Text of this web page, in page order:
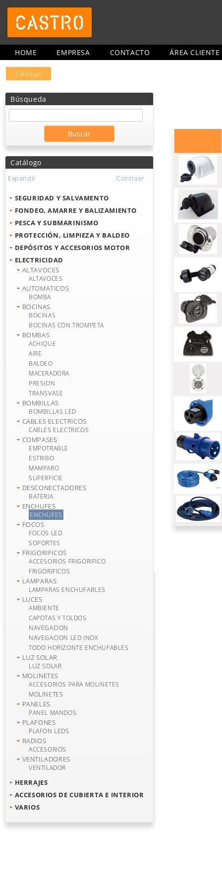
HOME EMPRESA CONTACTO ÁREA CLIENTE
Catálogo
Búsqueda
Catálogo
Expandir Contraer
SEGURIDAD Y SALVAMENTO
FONDEO, AMARRE Y BALIZAMIENTO
PESCA Y SUBMARINISMO
PROTECCIÓN, LIMPIEZA Y BALDEO
DEPÓSITOS Y ACCESORIOS MOTOR
ELECTRICIDAD
ALTAVOCES
ALTAVOCES
AUTOMATICOS
BOMBA
BOCINAS
BOCINAS
BOCINAS CON TROMPETA
BOMBAS
ACHIQUE
AIRE
BALDEO
MACERADORA
PRESION
TRANSVASE
BOMBILLAS
BOMBILLAS LED
CABLES ELECTRICOS
CABLES ELECTRICOS
COMPASES
EMPOTRABLE
ESTRIBO
MAMPARO
SUPERFICIE
DESCONECTADORES
BATERIA
ENCHUFES
ENCHUFES
FOCOS
FOCOS LED
SOPORTES
FRIGORIFICOS
ACCESORIOS FRIGORIFICO
FRIGORIFICOS
LAMPARAS
LAMPARAS ENCHUFABLES
LUCES
AMBIENTE
CAPOTAS Y TOLDOS
NAVEGACION
NAVEGACION LED INOX
TODO HORIZONTE ENCHUFABLES
LUZ SOLAR
LUZ SOLAR
MOLINETES
ACCESORIOS PARA MOLINETES
MOLINETES
PANELES
PANEL MANDOS
PLAFONES
PLAFON LEDS
RADIOS
ACCESORIOS
VENTILADORES
VENTILADOR
HERRAJES
ACCESORIOS DE CUBIERTA E INTERIOR
VARIOS